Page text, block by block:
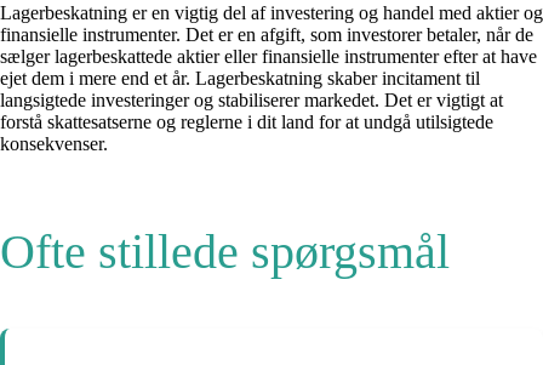
Lagerbeskatning er en vigtig del af investering og handel med aktier og
finansielle instrumenter. Det er en afgift, som investorer betaler, når de
sælger lagerbeskattede aktier eller finansielle instrumenter efter at have
ejet dem i mere end et år. Lagerbeskatning skaber incitament til
langsigtede investeringer og stabiliserer markedet. Det er vigtigt at
forstå skattesatserne og reglerne i dit land for at undgå utilsigtede
konsekvenser.
Ofte stillede spørgsmål